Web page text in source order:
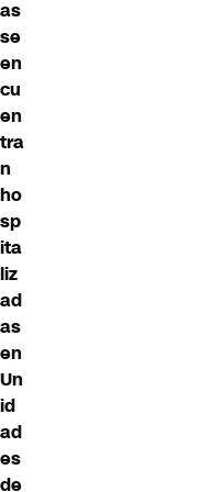
as
se
en
cu
en
tra
n
ho
sp
ita
liz
ad
as
en
Un
id
ad
es
de